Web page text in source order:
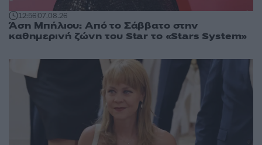
12:5607.08.26
Άση Μπήλιου: Από το Σάββατο στην
καθημερινή ζώνη του Star το «Stars System»